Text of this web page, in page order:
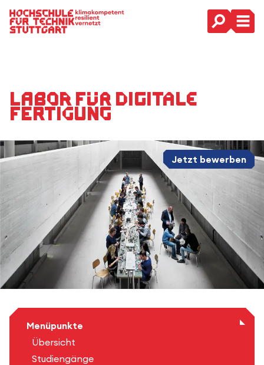
Hauptnavigation
Labor für digitale
Fertigung
Jetzt bewerben
Menüpunkte
Übersicht
Studiengänge